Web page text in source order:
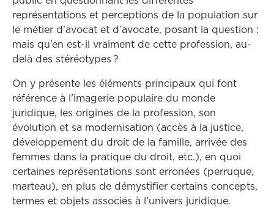
représentations et perceptions de la population sur
le métier d’avocat et d’avocate, posant la question :
mais qu’en est-il vraiment de cette profession, au-
delà des stéréotypes ?
On y présente les éléments principaux qui font
référence à l’imagerie populaire du monde
juridique, les origines de la profession, son
évolution et sa modernisation (accès à la justice,
développement du droit de la famille, arrivée des
femmes dans la pratique du droit, etc.), en quoi
certaines représentations sont erronées (perruque,
marteau), en plus de démystifier certains concepts,
termes et objets associés à l’univers juridique.